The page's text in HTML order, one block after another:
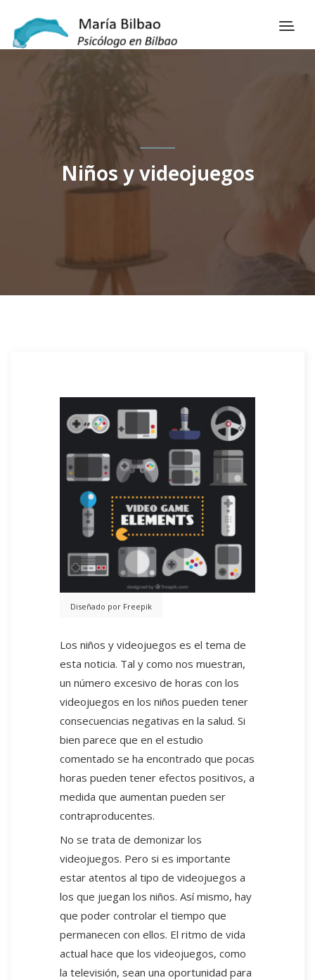
Niños y videojuegos
Diseñado por Freepik
Los niños y videojuegos es el tema de
esta noticia. Tal y como nos muestran,
un número excesivo de horas con los
videojuegos en los niños pueden tener
consecuencias negativas en la salud. Si
bien parece que en el estudio
comentado se ha encontrado que pocas
horas pueden tener efectos positivos, a
medida que aumentan pueden ser
contraproducentes.
No se trata de demonizar los
videojuegos. Pero si es importante
estar atentos al tipo de videojuegos a
los que juegan los niños. Así mismo, hay
que poder controlar el tiempo que
permanecen con ellos. El ritmo de vida
actual hace que los videojuegos, como
la televisión, sean una oportunidad para